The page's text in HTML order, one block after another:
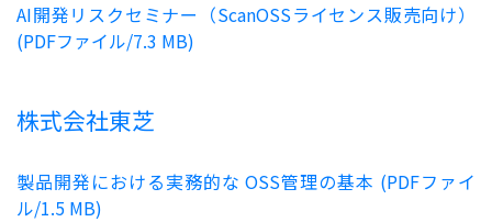
AI開発リスクセミナー（ScanOSSライセンス販売向け）
(PDFファイル/7.3 MB)
株式会社東芝
製品開発における実務的な OSS管理の基本 (PDFファイ
ル/1.5 MB)